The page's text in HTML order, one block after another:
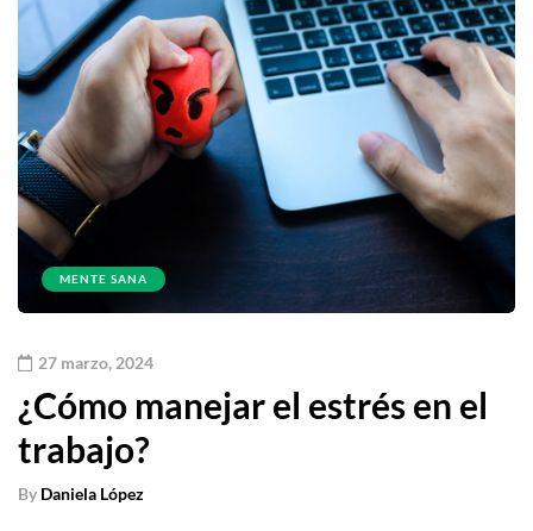
MENTE SANA
27 marzo, 2024
¿Cómo manejar el estrés en el
trabajo?
By Daniela López